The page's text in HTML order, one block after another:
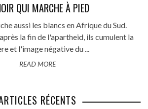
QUI MARCHE À PIED
aussi les blancs en Afrique du Sud.
la fin de l'apartheid, ils cumulent la
et l'image négative du ...
READ MORE
RÉCENTS